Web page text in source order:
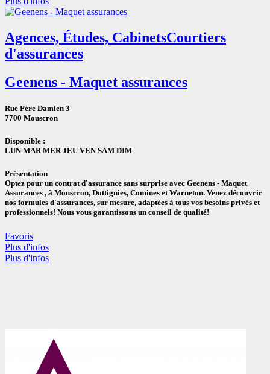
Agences, Études, CabinetsCourtiers
d'assurances
Geenens - Maquet assurances
Rue Père Damien 3
7700 Mouscron
Disponible :
LUN MAR MER JEU VEN SAM DIM
Présentation
Optez pour un contrat d'assurance sans surprise avec Geenens - Maquet
Assurances , à Mouscron, Dottignies, Comines et Warneton. Venez découvrir
nos formules d'assurances, sur mesure, adaptées à tous vos besoins privés et
professionnels! Nous vous garantissons un conseil de qualité!
Favoris
Plus d'infos
Plus d'infos